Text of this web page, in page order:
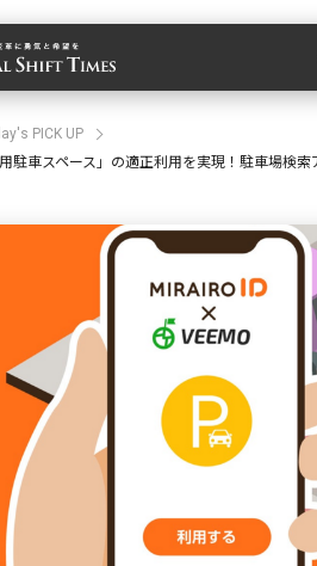
PICK UP
用駐車スペース」の適正利用を実現！駐車場検